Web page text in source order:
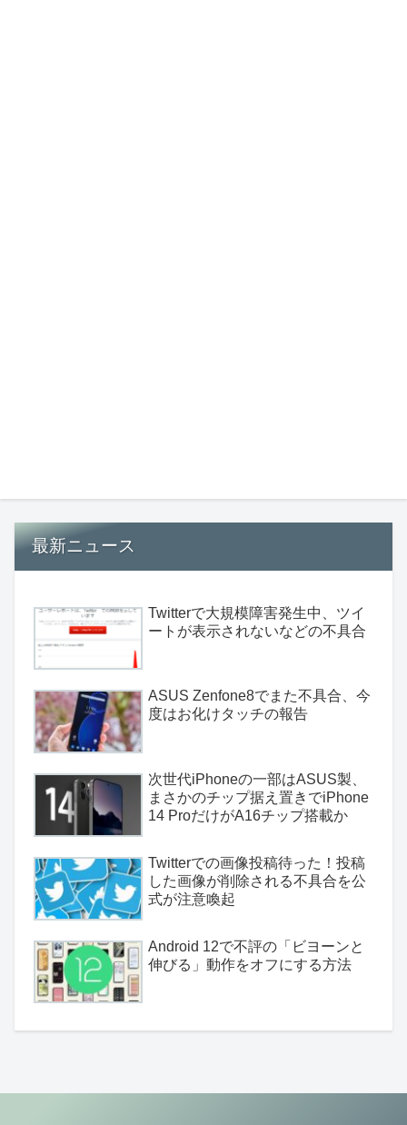
最新ニュース
Twitterで大規模障害発生中、ツイ
ートが表示されないなどの不具合
ASUS Zenfone8でまた不具合、今
度はお化けタッチの報告
次世代iPhoneの一部はASUS製、
まさかのチップ据え置きでiPhone
14 ProだけがA16チップ搭載か
Twitterでの画像投稿待った！投稿
した画像が削除される不具合を公
式が注意喚起
Android 12で不評の「ビヨーンと
伸びる」動作をオフにする方法